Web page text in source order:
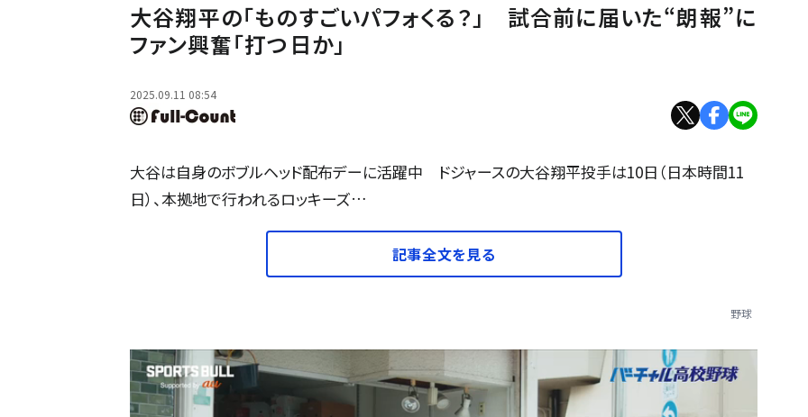
大谷翔平の「ものすごいパフォくる？」 試合前に届いた“朗報”に
ファン興奮「打つ日か」
2025.09.11 08:54
大谷は自身のボブルヘッド配布デーに活躍中 ドジャースの大谷翔平投手は10日（日本時間11
日）、本拠地で行われるロッキーズ…
記事全文を見る
野球